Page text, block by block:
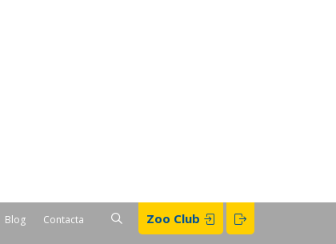
Blog Contacta BUSCAR
Zoo Club